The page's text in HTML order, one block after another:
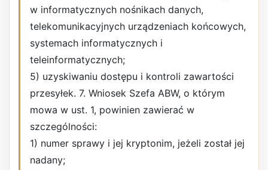
w informatycznych nośnikach danych,
telekomunikacyjnych urządzeniach końcowych,
systemach informatycznych i
teleinformatycznych;
5) uzyskiwaniu dostępu i kontroli zawartości
przesyłek. 7. Wniosek Szefa ABW, o którym
mowa w ust. 1, powinien zawierać w
szczególności:
1) numer sprawy i jej kryptonim, jeżeli został jej
nadany;